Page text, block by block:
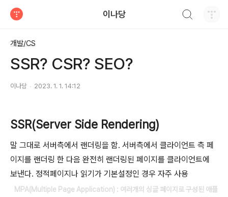
이나당
개발/CS
SSR? CSR? SEO?
이나당 2023. 1. 1. 14:12
SSR(Server Side Rendering)
말 그대로 서버측에서 랜더링을 함. 서버측에서 클라이언트 측 페
이지를 랜더링 한 다음 완전히 랜더링된 페이지를 클라이언트에
보낸다. 정적페이지나 읽기가 기본설정인 경우 자주 사용
MPA(Multiple Page Application) : 여러개의 싱글 페이지로 구성된 애플